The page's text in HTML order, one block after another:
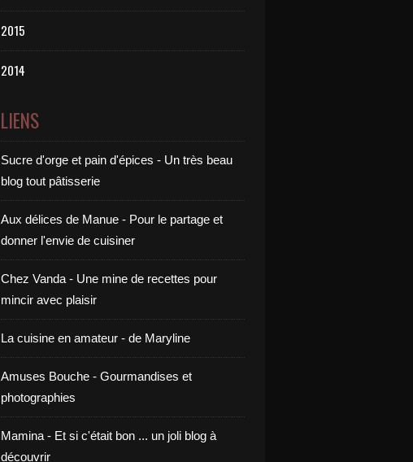
2015
2014
LIENS
Sucre d'orge et pain d'épices - Un très beau
blog tout pâtisserie
Aux délices de Manue - Pour le partage et
donner l'envie de cuisiner
Chez Vanda - Une mine de recettes pour
mincir avec plaisir
La cuisine en amateur - de Maryline
Amuses Bouche - Gourmandises et
photographies
Mamina - Et si c'était bon ... un joli blog à
découvrir